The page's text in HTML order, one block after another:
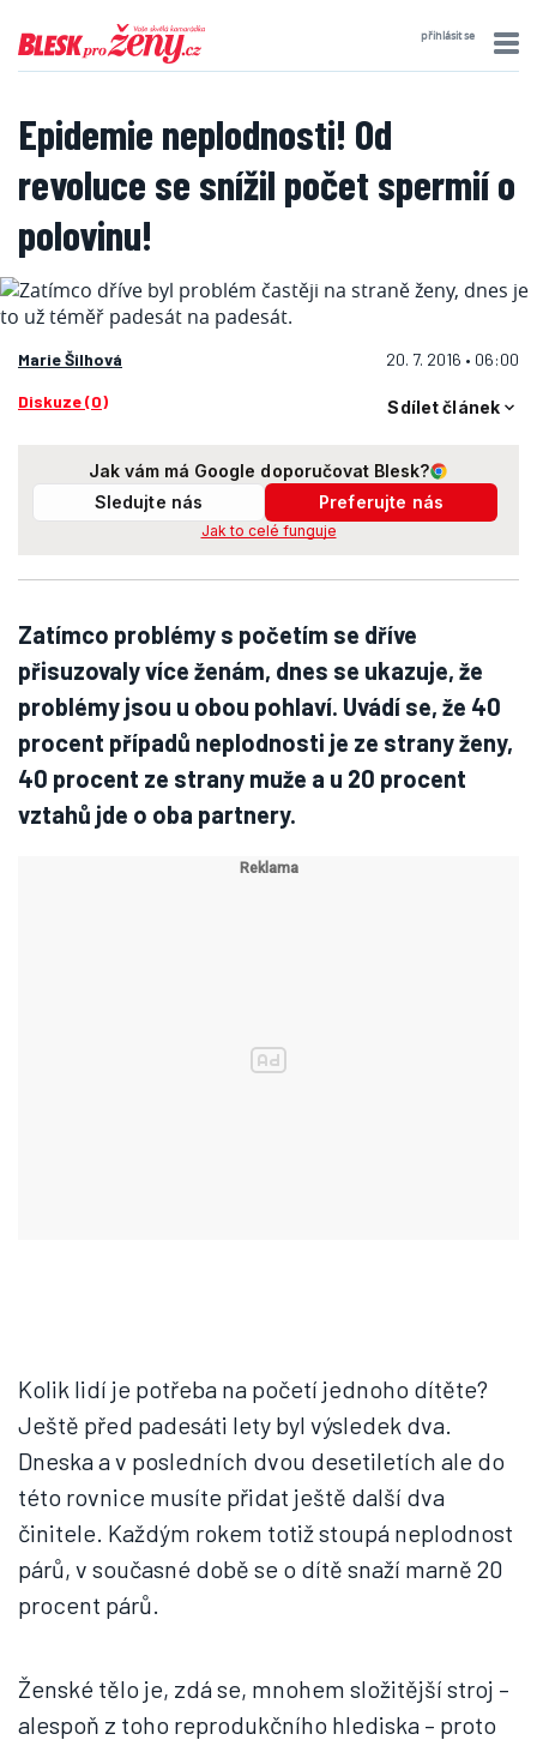
přihlásit se
Epidemie neplodnosti! Od
revoluce se snížil počet spermií o
polovinu!
Marie Šilhová 20. 7. 2016 • 06:00
Diskuze (0) Sdílet článek
Jak vám má Google doporučovat Blesk?
Sledujte nás
Preferujte nás
Jak to celé funguje
Zatímco problémy s početím se dříve
přisuzovaly více ženám, dnes se ukazuje, že
problémy jsou u obou pohlaví. Uvádí se, že 40
procent případů neplodnosti je ze strany ženy,
40 procent ze strany muže a u 20 procent
vztahů jde o oba partnery.
Kolik lidí je potřeba na početí jednoho dítěte?
Ještě před padesáti lety byl výsledek dva.
Dneska a v posledních dvou desetiletích ale do
této rovnice musíte přidat ještě další dva
činitele. Každým rokem totiž stoupá neplodnost
párů, v současné době se o dítě snaží marně 20
procent párů.
Ženské tělo je, zdá se, mnohem složitější stroj –
alespoň z toho reprodukčního hlediska – proto